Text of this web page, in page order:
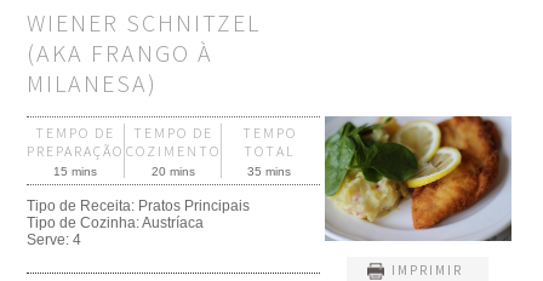
WIENER SCHNITZEL
(AKA FRANGO À
MILANESA)
IMPRIMIR
TEMPO DE
PREPARAÇÃO
15 mins
TEMPO DE
COZIMENTO
20 mins
TEMPO
TOTAL
35 mins
Tipo de Receita: Pratos Principais
Tipo de Cozinha:Austríaca
Serve:4